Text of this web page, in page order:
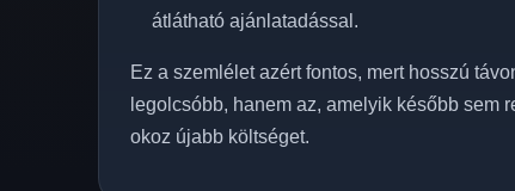
átlátható ajánlatadással.
Ez a szemlélet azért fontos, mert hosszú
legolcsóbb, hanem az, amelyik később sem
okoz újabb költséget.